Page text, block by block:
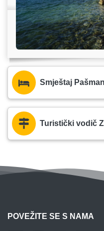
Smještaj
Turistički vodič
POVEŽITE SE S NAMA